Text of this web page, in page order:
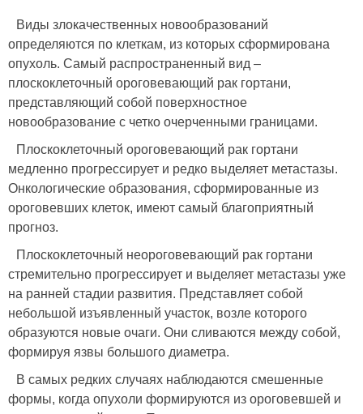
Виды злокачественных новообразований
определяются по клеткам, из которых сформирована
опухоль. Самый распространенный вид –
плоскоклеточный ороговевающий рак гортани,
представляющий собой поверхностное
новообразование с четко очерченными границами.
Плоскоклеточный ороговевающий рак гортани
медленно прогрессирует и редко выделяет метастазы.
Онкологические образования, сформированные из
ороговевших клеток, имеют самый благоприятный
прогноз.
Плоскоклеточный неороговевающий рак гортани
стремительно прогрессирует и выделяет метастазы уже
на ранней стадии развития. Представляет собой
небольшой изъявленный участок, возле которого
образуются новые очаги. Они сливаются между собой,
формируя язвы большого диаметра.
В самых редких случаях наблюдаются смешенные
формы, когда опухоли формируются из ороговевшей и